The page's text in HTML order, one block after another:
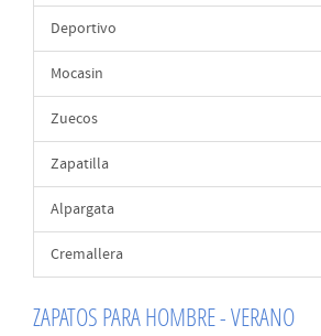
Deportivo
Mocasin
Zuecos
Zapatilla
Alpargata
Cremallera
ZAPATOS PARA HOMBRE - VERANO